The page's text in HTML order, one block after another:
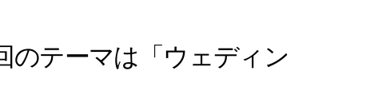
のテーマは「ウェディン